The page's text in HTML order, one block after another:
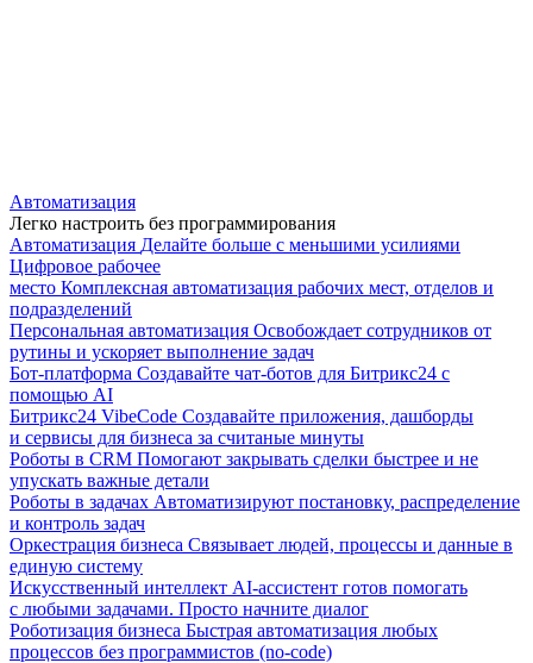
Автоматизация
Легко настроить без программирования
Автоматизация Делайте больше с меньшими усилиями
Цифровое рабочее
место Комплексная автоматизация рабочих мест, отделов и
подразделений
Персональная автоматизация Освобождает сотрудников от
рутины и ускоряет выполнение задач
Бот-платформа Создавайте чат-ботов для Битрикс24 с
помощью AI
Битрикс24 VibeCode Создавайте приложения, дашборды
и сервисы для бизнеса за считаные минуты
Роботы в CRM Помогают закрывать сделки быстрее и не
упускать важные детали
Роботы в задачах Автоматизируют постановку, распределение
и контроль задач
Оркестрация бизнеса Связывает людей, процессы и данные в
единую систему
Искусственный интеллект AI-ассистент готов помогать
с любыми задачами. Просто начните диалог
Роботизация бизнеса Быстрая автоматизация любых
процессов без программистов (no-code)